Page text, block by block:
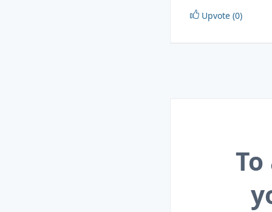
Upvote (0)